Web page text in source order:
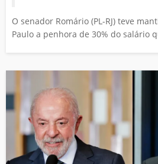
O senador Romário (PL-RJ) teve
Paulo a penhora de 30% do salário